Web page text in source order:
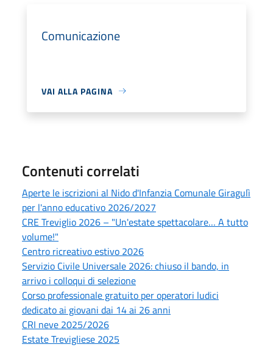
Comunicazione
VAI ALLA PAGINA
Contenuti correlati
Aperte le iscrizioni al Nido d'Infanzia Comunale Giragulì
per l'anno educativo 2026/2027
CRE Treviglio 2026 – "Un'estate spettacolare… A tutto
volume!"
Centro ricreativo estivo 2026
Servizio Civile Universale 2026: chiuso il bando, in
arrivo i colloqui di selezione
Corso professionale gratuito per operatori ludici
dedicato ai giovani dai 14 ai 26 anni
CRI neve 2025/2026
Estate Trevigliese 2025